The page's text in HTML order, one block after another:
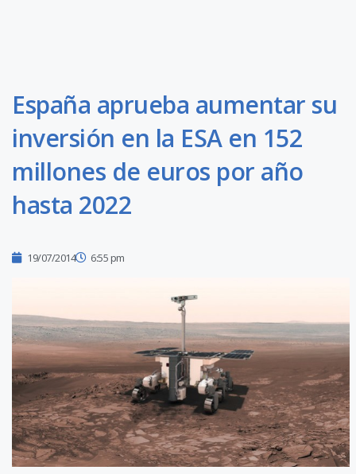
España aprueba aumentar su
inversión en la ESA en 152
millones de euros por año
hasta 2022
19/07/2014 6:55 pm